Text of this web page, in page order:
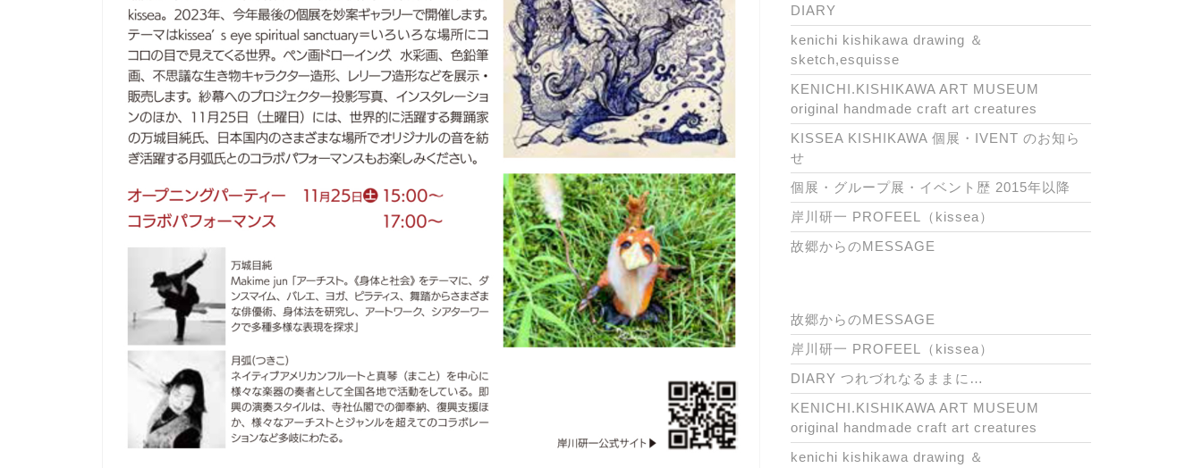
DIARY
kenichi kishikawa drawing ＆
sketch,esquisse
KENICHI.KISHIKAWA ART MUSEUM
original handmade craft art creatures
KISSEA KISHIKAWA 個展・IVENT のお知ら
せ
個展・グループ展・イベント歴 2015年以降
岸川研一 PROFEEL（kissea）
故郷からのMESSAGE
故郷からのMESSAGE
岸川研一 PROFEEL（kissea）
DIARY つれづれなるままに…
KENICHI.KISHIKAWA ART MUSEUM
original handmade craft art creatures
kenichi kishikawa drawing ＆